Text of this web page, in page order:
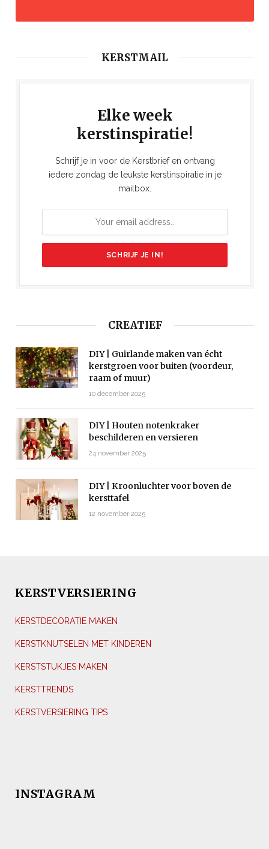
KERSTMAIL
Elke week
kerstinspiratie!
Schrijf je in voor de Kerstbrief en ontvang
iedere zondag de leukste kerstinspiratie in je
mailbox.
CREATIEF
DIY | Guirlande maken van écht
kerstgroen voor buiten (voordeur,
raam of muur)
10 december 2025
DIY | Houten notenkraker
beschilderen en versieren
24 november 2025
DIY | Kroonluchter voor boven de
kersttafel
12 november 2025
KERSTVERSIERING
KERSTDECORATIE MAKEN
KERSTKNUTSELEN MET KINDEREN
KERSTSTUKJES MAKEN
KERSTTRENDS
KERSTVERSIERING TIPS
INSTAGRAM